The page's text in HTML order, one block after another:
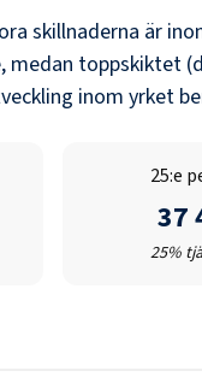
skillnaderna är
medan toppskiktet
inom yrket
25:e
37
25%